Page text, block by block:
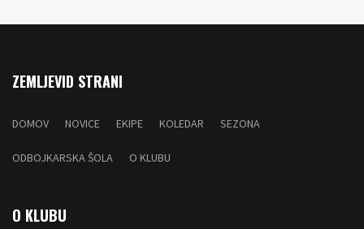
ZEMLJEVID STRANI
DOMOV NOVICE EKIPE KOLEDAR SEZONA
ODBOJKARSKA ŠOLA O KLUBU
O KLUBU